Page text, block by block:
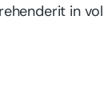
in